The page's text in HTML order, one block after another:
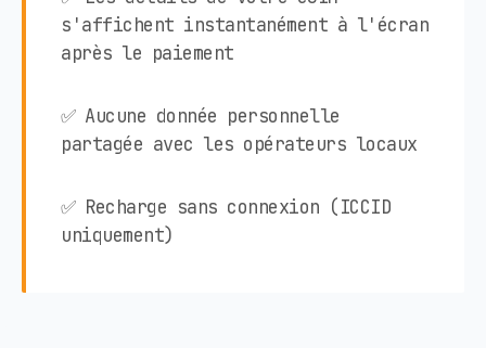
s'affichent instantanément à l'écran
après le paiement
✅ Aucune donnée personnelle
partagée avec les opérateurs locaux
✅ Recharge sans connexion (ICCID
uniquement)